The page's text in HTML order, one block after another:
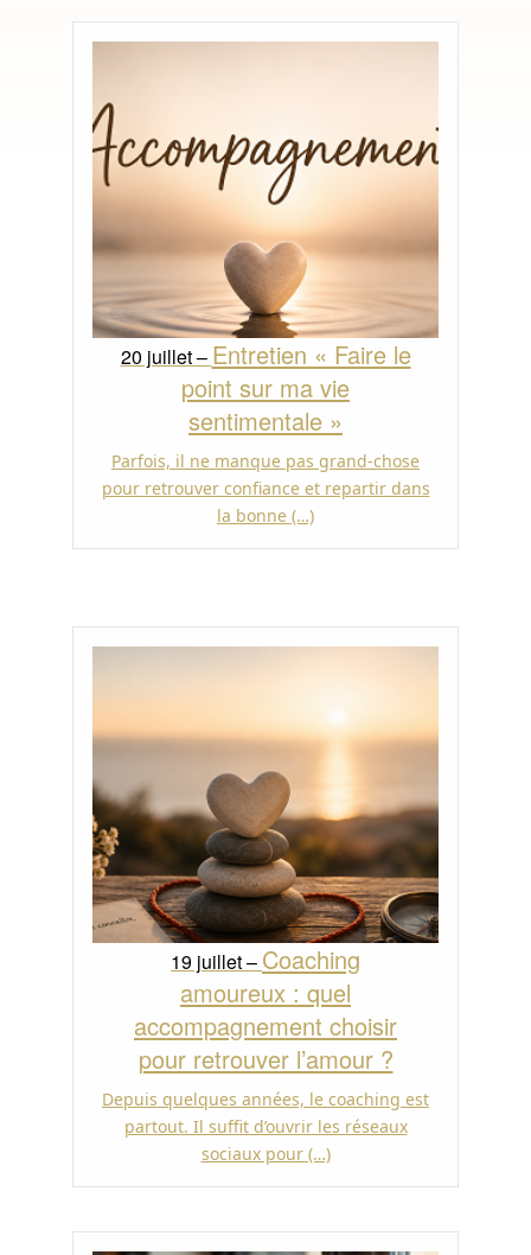
20 juillet – Entretien « Faire le
point sur ma vie
sentimentale »
Parfois, il ne manque pas grand-chose
pour retrouver confiance et repartir dans
la bonne (…)
19 juillet – Coaching
amoureux : quel
accompagnement choisir
pour retrouver l’amour ?
Depuis quelques années, le coaching est
partout. Il suffit d’ouvrir les réseaux
sociaux pour (…)